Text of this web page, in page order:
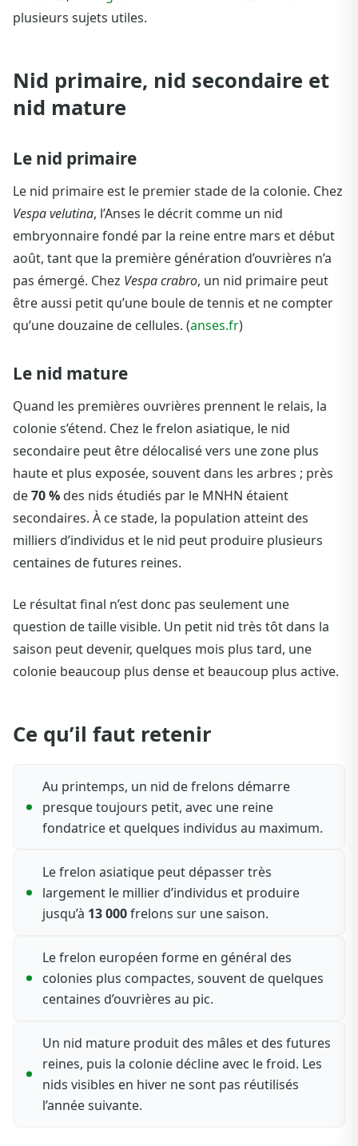
plusieurs sujets utiles.
Nid primaire, nid secondaire et
nid mature
Le nid primaire
Le nid primaire est le premier stade de la colonie. Chez
Vespa velutina, l’Anses le décrit comme un nid
embryonnaire fondé par la reine entre mars et début
août, tant que la première génération d’ouvrières n’a
pas émergé. Chez Vespa crabro, un nid primaire peut
être aussi petit qu’une boule de tennis et ne compter
qu’une douzaine de cellules. (anses.fr)
Le nid mature
Quand les premières ouvrières prennent le relais, la
colonie s’étend. Chez le frelon asiatique, le nid
secondaire peut être délocalisé vers une zone plus
haute et plus exposée, souvent dans les arbres ; près
de70 % des nids étudiés par le MNHN étaient
secondaires. À ce stade, la population atteint des
milliers d’individus et le nid peut produire plusieurs
centaines de futures reines.
Le résultat final n’est donc pas seulement une
question de taille visible. Un petit nid très tôt dans la
saison peut devenir, quelques mois plus tard, une
colonie beaucoup plus dense et beaucoup plus active.
Ce qu’il faut retenir
Au printemps, un nid de frelons démarre
presque toujours petit, avec une reine
fondatrice et quelques individus au maximum.
Le frelon asiatique peut dépasser très
largement le millier d’individus et produire
jusqu’à 13 000frelons sur une saison.
Le frelon européen forme en général des
colonies plus compactes, souvent de quelques
centaines d’ouvrières au pic.
Un nid mature produit des mâles et des futures
reines, puis la colonie décline avec le froid. Les
nids visibles en hiver ne sont pas réutilisés
l’année suivante.